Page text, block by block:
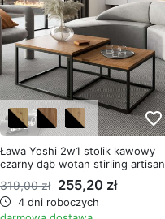
favorite_border
Ława Yoshi 2w1 stolik kawowy
czarny dąb wotan stirling artisan
319,00 zł 255,20 zł
4 dni roboczych